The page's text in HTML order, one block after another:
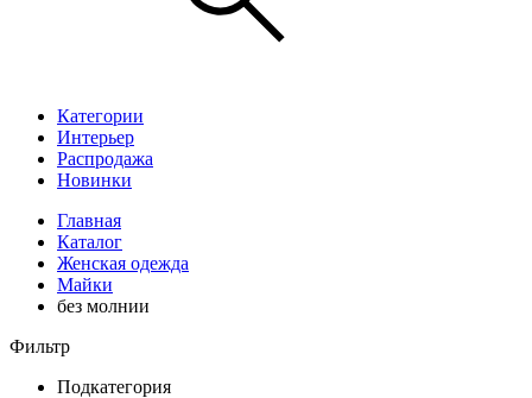
Категории
Интерьер
Распродажа
Новинки
Главная
Каталог
Женская одежда
Майки
без молнии
Фильтр
Подкатегория